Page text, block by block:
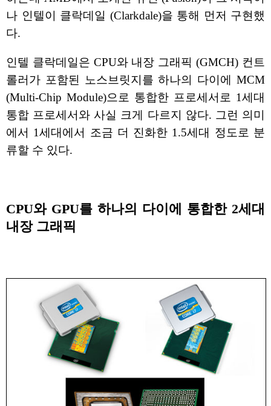
나 인텔이 클락데일 (Clarkdale)을 통해 먼저 구현했
다.
인텔 클락데일은 CPU와 내장 그래픽 (GMCH) 컨트
롤러가 포함된 노스브릿지를 하나의 다이에 MCM
(Multi-Chip Module)으로 통합한 프로세서로 1세대
통합 프로세서와 사실 크게 다르지 않다. 그런 의미
에서 1세대에서 조금 더 진화한 1.5세대 정도로 분
류할 수 있다.
CPU와 GPU를 하나의 다이에 통합한 2세대
내장 그래픽